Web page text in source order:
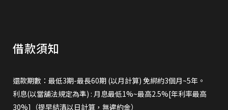
借款須知
還款期數：最低3期-最長60期 (以月計算) 免綁約3個月~5年。
利息(以當舖法規定為準) : 月息最低1%~最高2.5%[年利率最高
30%]（提早結清以日計算，無違約金）